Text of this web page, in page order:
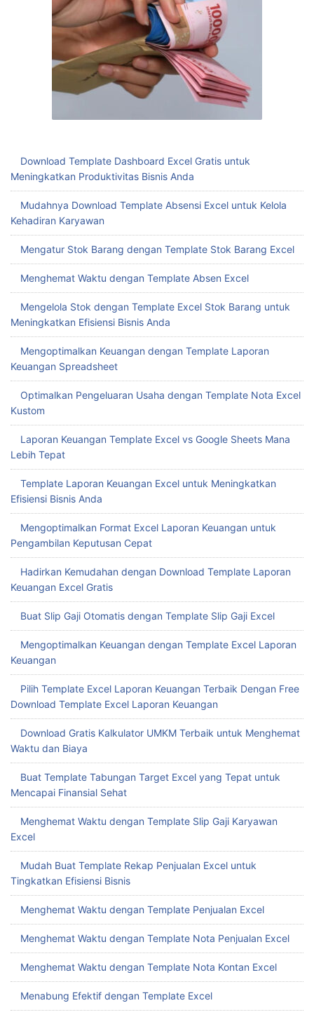
Download Template Dashboard Excel Gratis untuk
Meningkatkan Produktivitas Bisnis Anda
Mudahnya Download Template Absensi Excel untuk Kelola
Kehadiran Karyawan
Mengatur Stok Barang dengan Template Stok Barang Excel
Menghemat Waktu dengan Template Absen Excel
Mengelola Stok dengan Template Excel Stok Barang untuk
Meningkatkan Efisiensi Bisnis Anda
Mengoptimalkan Keuangan dengan Template Laporan
Keuangan Spreadsheet
Optimalkan Pengeluaran Usaha dengan Template Nota Excel
Kustom
Laporan Keuangan Template Excel vs Google Sheets Mana
Lebih Tepat
Template Laporan Keuangan Excel untuk Meningkatkan
Efisiensi Bisnis Anda
Mengoptimalkan Format Excel Laporan Keuangan untuk
Pengambilan Keputusan Cepat
Hadirkan Kemudahan dengan Download Template Laporan
Keuangan Excel Gratis
Buat Slip Gaji Otomatis dengan Template Slip Gaji Excel
Mengoptimalkan Keuangan dengan Template Excel Laporan
Keuangan
Pilih Template Excel Laporan Keuangan Terbaik Dengan Free
Download Template Excel Laporan Keuangan
Download Gratis Kalkulator UMKM Terbaik untuk Menghemat
Waktu dan Biaya
Buat Template Tabungan Target Excel yang Tepat untuk
Mencapai Finansial Sehat
Menghemat Waktu dengan Template Slip Gaji Karyawan
Excel
Mudah Buat Template Rekap Penjualan Excel untuk
Tingkatkan Efisiensi Bisnis
Menghemat Waktu dengan Template Penjualan Excel
Menghemat Waktu dengan Template Nota Penjualan Excel
Menghemat Waktu dengan Template Nota Kontan Excel
Menabung Efektif dengan Template Excel